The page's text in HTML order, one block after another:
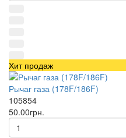
Хит продаж
Рычаг газа (178F/186F)
105854
50.00грн.